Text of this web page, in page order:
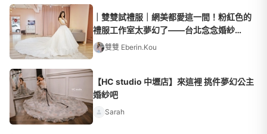
｜雙雙試禮服｜網美都愛這一間！粉紅色的
禮服工作室太夢幻了——台北念念婚紗
MissUWedding
雙雙 Eberin.Kou
【HC studio 中壢店】來這裡 挑件夢幻公主
婚紗吧
Sarah